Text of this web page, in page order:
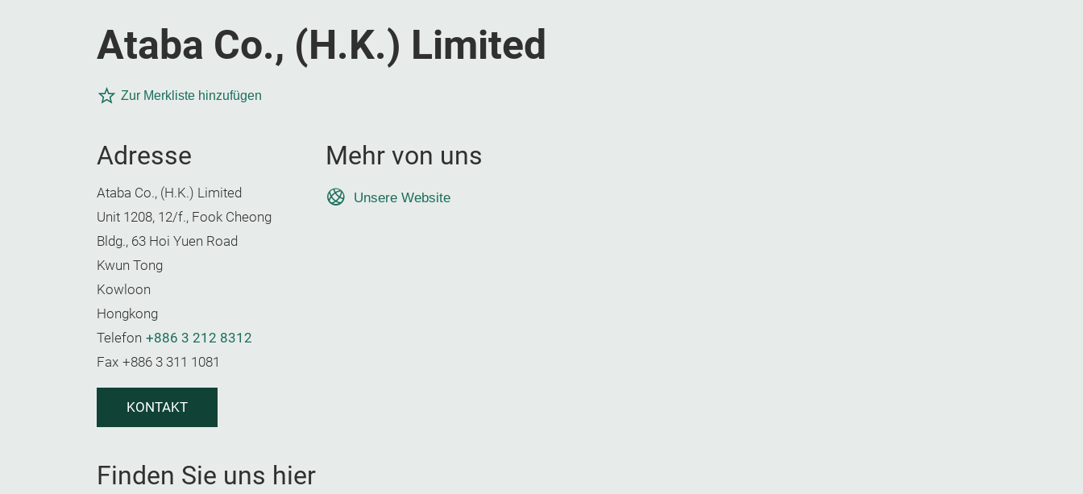
Ataba Co., (H.K.) Limited
Zur Merkliste hinzufügen
Adresse
Ataba Co., (H.K.) Limited
Unit 1208, 12/f., Fook Cheong
Bldg., 63 Hoi Yuen Road
Kwun Tong
Kowloon
Hongkong
Telefon +886 3 212 8312
Fax +886 3 311 1081
KONTAKT
Mehr von uns
Unsere Website
Finden Sie uns hier